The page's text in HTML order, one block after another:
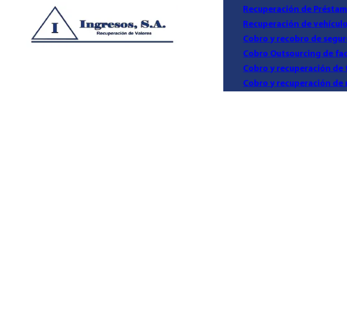
Recuperación de
Recuperación de
Cobro y recobro de
Cobro Outsourcing de
Cobro y recuperación
Cobro y recuperación de